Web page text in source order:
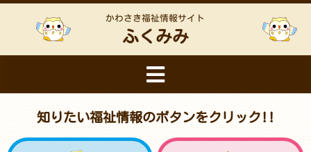
かわさき福祉情報サイト
ふくみみ
知りたい福祉情報のボタンをクリック!!